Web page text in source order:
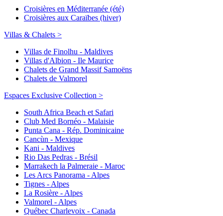
Croisières en Méditerranée (été)
Croisières aux Caraïbes (hiver)
Villas & Chalets >
Villas de Finolhu - Maldives
Villas d'Albion - Ile Maurice
Chalets de Grand Massif Samoëns
Chalets de Valmorel
Espaces Exclusive Collection >
South Africa Beach et Safari
Club Med Bornéo - Malaisie
Punta Cana - Rép. Dominicaine
Cancùn - Mexique
Kani - Maldives
Rio Das Pedras - Brésil
Marrakech la Palmeraie - Maroc
Les Arcs Panorama - Alpes
Tignes - Alpes
La Rosière - Alpes
Valmorel - Alpes
Québec Charlevoix - Canada